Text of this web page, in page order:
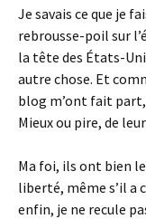
Je savais ce que je
rebrousse-poil sur
la tête des États-
autre chose. Et
blog m’ont fait
Mieux ou pire, de
Ma foi, ils ont bien
liberté, même s’il a
enfin, je ne recule